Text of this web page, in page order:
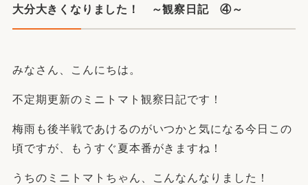
大分大きくなりました！ ～観察日記 ④～
みなさん、こんにちは。
不定期更新のミニトマト観察日記です！
梅雨も後半戦であけるのがいつかと気になる今日この
頃ですが、もうすぐ夏本番がきますね！
うちのミニトマトちゃん、こんなんなりました！